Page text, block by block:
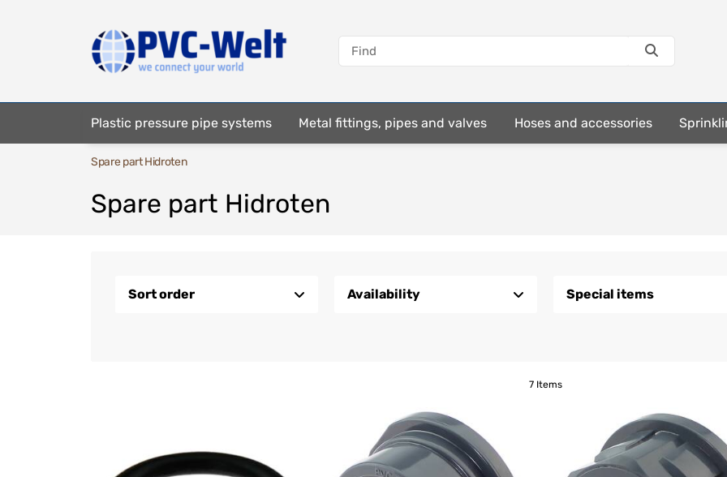
Plastic pressure pipe systems Metal fittings, pipes and valves Hoses and accessories
Fastening elements
Spare part Hidroten
Spare part Hidroten
Sort order Availability Special items
7 Items